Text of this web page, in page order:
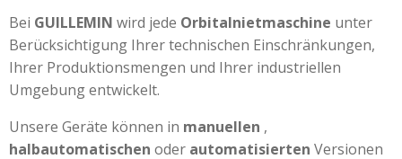
Bei GUILLEMIN wird jede Orbitalnietmaschine unter
Berücksichtigung Ihrer technischen Einschränkungen,
Ihrer Produktionsmengen und Ihrer industriellen
Umgebung entwickelt.
Unsere Geräte können in manuellen ,
halbautomatischen oder automatisierten Versionen